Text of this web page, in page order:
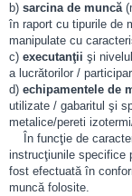
b) sarcina de muncă
în raport cu tipurile de
manipulate cu
c) executanţii şi
a lucrătorilor /
d) echipamentele de
utilizate / gabaritul şi
metalice/pereti
În funcţie de
instrucţiunile specifice
fost efectuată în
muncă folosite.